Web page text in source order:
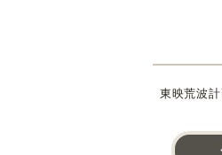
東映荒波